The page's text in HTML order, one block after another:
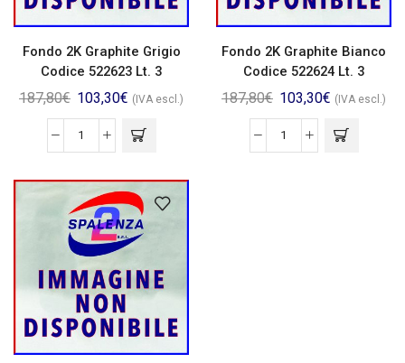
Fondo 2K Graphite Grigio
Codice 522623 Lt. 3
187,80€ 103,30€ (IVA escl.)
Fondo 2K Graphite Bianco
Codice 522624 Lt. 3
187,80€ 103,30€ (IVA escl.)